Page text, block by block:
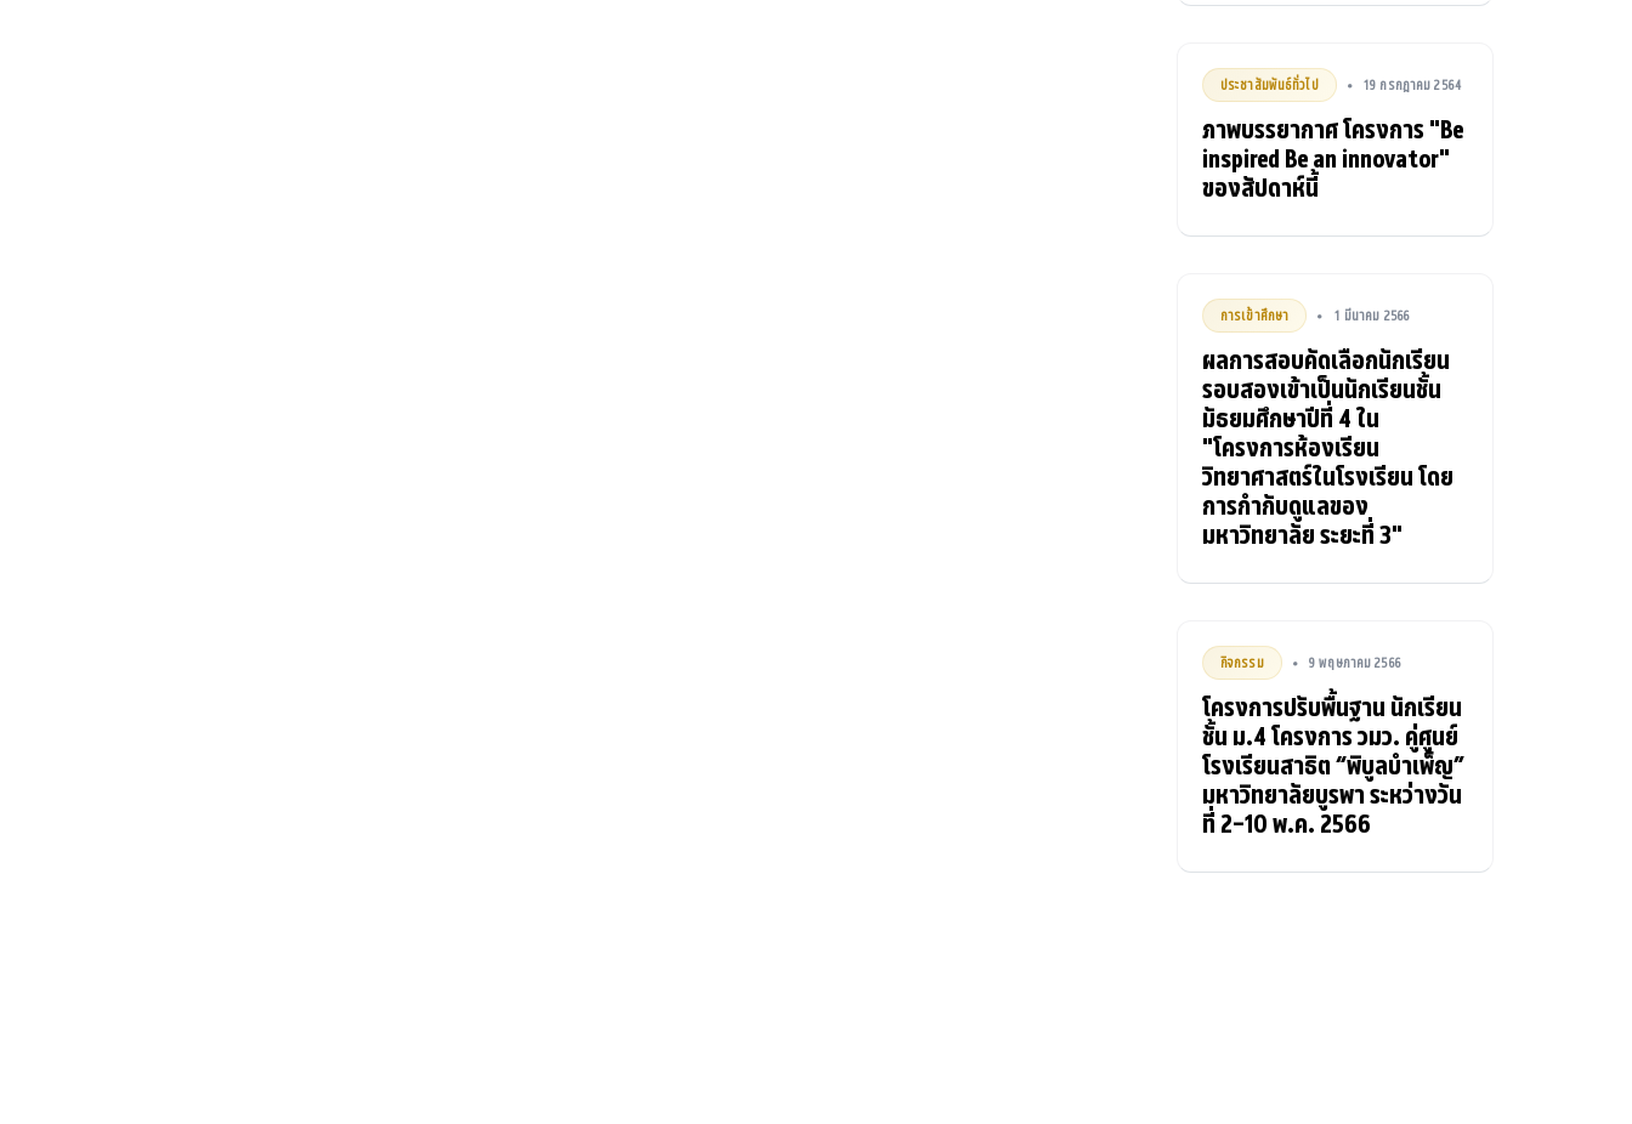
ประชาสัมพันธ์ทั่วไป • 19 กรกฎาคม 2564
ภาพบรรยากาศ โครงการ "Be
inspired Be an innovator"
ของสัปดาห์นี้
การเข้าศึกษา • 1 มีนาคม 2566
ผลการสอบคัดเลือกนักเรียน
รอบสองเข้าเป็นนักเรียนชั้น
มัธยมศึกษาปีที่ 4 ใน
"โครงการห้องเรียน
วิทยาศาสตร์ในโรงเรียน โดย
การกำกับดูแลของ
มหาวิทยาลัย ระยะที่ 3"
กิจกรรม • 9 พฤษภาคม 2566
โครงการปรับพื้นฐาน นักเรียน
ชั้น ม.4 โครงการ วมว. คู่ศูนย์
โรงเรียนสาธิต “พิบูลบำเพ็ญ”
มหาวิทยาลัยบูรพา ระหว่างวัน
ที่ 2-10 พ.ค. 2566